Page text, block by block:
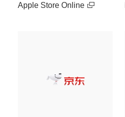
Apple Store Online